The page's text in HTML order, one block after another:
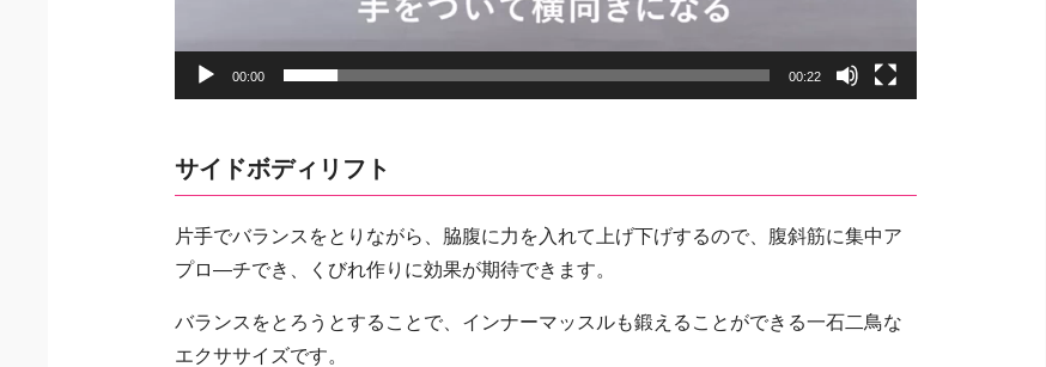
00:00 00:22
サイドボディリフト
片手でバランスをとりながら、脇腹に力を入れて上げ下げするので、腹斜筋に集中ア
プロ―チでき、くびれ作りに効果が期待できます。
バランスをとろうとすることで、インナーマッスルも鍛えることができる一石二鳥な
エクササイズです。